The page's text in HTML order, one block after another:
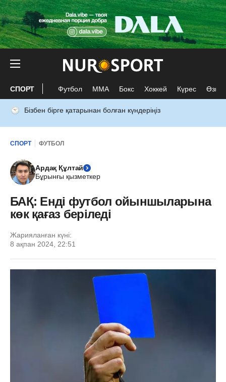
СПОРТ Футбол ММА Бокс Хоккей Күрес Өзге
Бізбен бірге қатарынан болған күндеріңіз
СПОРТ ФУТБОЛ
Ардақ Құлтай
Бұрынғы қызметкер
БАҚ: Енді футбол ойыншыларына
көк қағаз беріледі
Жарияланған күні:
8 ақпан 2024, 22:51